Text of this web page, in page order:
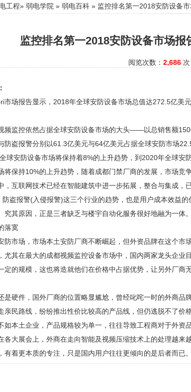
工程» 弱电学院 » 弱电百科 » 监控排名第一2018安防设备
监控排名第一2018安防设备市场报
阅览次数： 2,686
市场报告显示，2018年全球安防设备市场总值达272.5亿美
频监控依然占据全球安防设备市场的大头——以总销售额150
防盗报警分别以61.3亿美元与64亿美元占据全球安防市场
球安防设备市场将保持着8%的上升趋势，到2020年全球安
将保持10%的上升趋势，随着成都门禁厂商的发展，市场竞
，互联网技术已经在智能建筑中进一步拓展，整合与集成，
防盗报警(入侵报警)这三个行业的趋势，也是用户成本效益
究其原因，正是三者缺乏与楼宇自动化服务很好地融为一体。
落寞
防市场，市场本土安防厂商不断崛起，但外资品牌在这个市
尤其在最大的成都视频监控设备市场中，国内两家龙头企业
定的规模，这也将造就他们在价格中占据优势，让另外厂商
是硬件，国外厂商的位置略显尴尬，曾经叱咤一时的外商品
亲民路线，纷纷推出性价比较高的产品线，但仍逃脱不了价
如本土企业，产品规格较为单一，往往导致工程商对于外资
各大展会上，外商在走向智能及视频压缩技术上的处理越来
有着更本质的专注，只是国内用户往往更倾向的是后者而已。